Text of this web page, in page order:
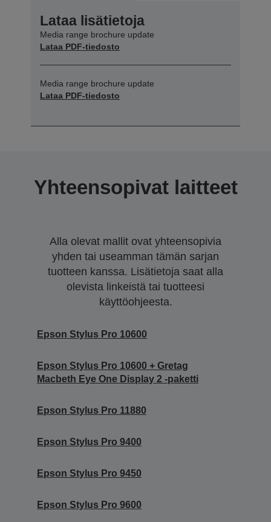
Lataa lisätietoja
Media range brochure update
Lataa PDF-tiedosto
Media range brochure update
Lataa PDF-tiedosto
Yhteensopivat laitteet
Alla olevat mallit ovat yhteensopivia
yhden tai useamman tämän sarjan
tuotteen kanssa. Lisätietoja saat alla
olevista linkeistä tai tuotteesi
käyttöohjeesta.
Epson Stylus Pro 10600
Epson Stylus Pro 10600 + Gretag
Macbeth Eye One Display 2 -paketti
Epson Stylus Pro 11880
Epson Stylus Pro 9400
Epson Stylus Pro 9450
Epson Stylus Pro 9600